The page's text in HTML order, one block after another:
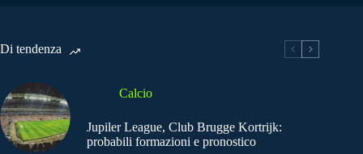
Di tendenza
Calcio
Jupiler League, Club Brugge Kortrijk:
probabili formazioni e pronostico